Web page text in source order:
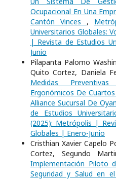
Ocupacional En Una
Cantón Vinces ,
Universitarios Globales:
| Revista de Estudios
Junio
Pilapanta Palomo
Quito Cortez, Daniela
Medidas
Ergonómicos De
Alliance Sucursal De
de Estudios
(2025): Metrópolis |
Globales | Enero-Junio
Cristhian Xavier Capelo
Cortez, Segundo
Implementación Piloto
Seguridad y Salud en